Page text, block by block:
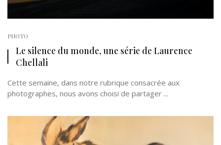
PHOTO
Le silence du monde, une série de Laurence
Chellali
Cette semaine, dans notre rubrique consacrée aux
photographes, nous avons choisi de partager ...